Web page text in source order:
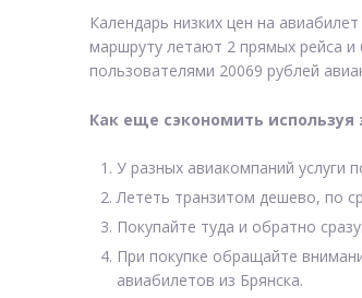
Календарь низких цен на
маршруту летают 2 прямых рейса и
пользователями 20069 рублей
Как еще сэкономить
У разных авиакомпаний услуги
Лететь транзитом дешево, по
Покупайте туда и обратно
При покупке обращайте
авиабилетов из Брянска.